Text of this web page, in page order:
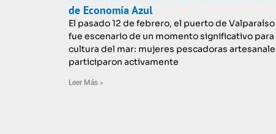
de Economía Azul
El pasado 12 de febrero, el puerto de Valparaíso
fue escenario de un momento significativo para
cultura del mar: mujeres pescadoras
participaron activamente
Leer Más »